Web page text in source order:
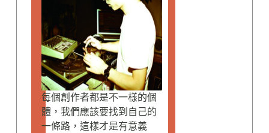
每個創作者都是不一樣的個
體，我們應該要找到自己的
一條路，這樣才是有意義